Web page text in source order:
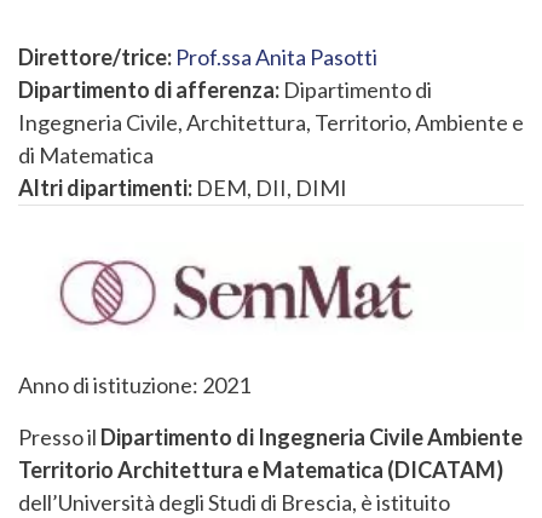
Direttore/trice: Prof.ssa Anita Pasotti
Dipartimento di afferenza: Dipartimento di
Ingegneria Civile, Architettura, Territorio, Ambiente e
di Matematica
Altri dipartimenti: DEM, DII, DIMI
Anno di istituzione: 2021
Presso il Dipartimento di Ingegneria Civile Ambiente
Territorio Architettura e Matematica (DICATAM)
dell’Università degli Studi di Brescia, è istituito